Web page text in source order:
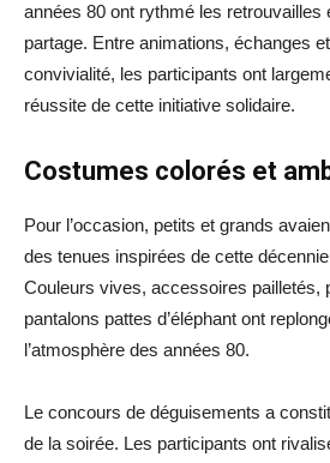
années 80 ont rythmé les retrouvailles
partage. Entre animations, échanges
convivialité, les participants ont
réussite de cette initiative solidaire.
Costumes colorés et
Pour l’occasion, petits et grands
des tenues inspirées de cette
Couleurs vives, accessoires pailletés,
pantalons pattes d’éléphant ont
l’atmosphère des années 80.
Le concours de déguisements a
de la soirée. Les participants ont